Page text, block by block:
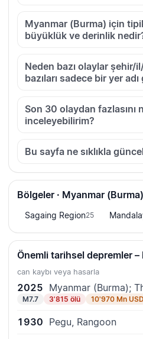
Myanmar (Burma) için
büyüklük ve derinlik
Neden bazı olaylar şehir/
bazıları sadece bir yer
Son 30 olaydan fazlasını
inceleyebilirim?
Bu sayfa ne sıklıkla
Bölgeler · Myanmar (Burma)
Sagaing Region25
Önemli tarihsel depremler
can kaybı veya hasarla
2025 Myanmar (Burma);
M7.7 3'815 ölü 10'970 Mn USD
1930 Pegu, Rangoon